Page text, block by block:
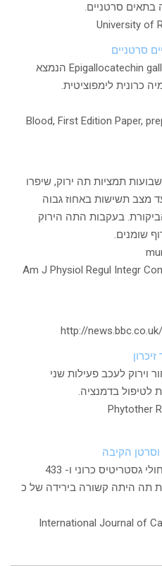
בתאים סרטניים.
University of
סרטניים
חוקרים מצאו כי Epigallocatechin gallate EGCG הנמצא
כרונית לימפוציטית.
Blood, First Edition Paper,
עכברים שקיבלו במשך 10 שבועות תמציות תה ירוק, שיפרו
מצב תשישות באחוז גבוה
בעקבות התה הירוק
שומנים.
Am J Physiol Regul Integr
http://
וירוק לעכב פעילות שני
לטיפול בדמנציה.
Phytother
הקיבה
133 חולי סרטן קיבה, 166 חולי גסטריטיס כרוני ו- 433
תה היתה קשורה בירידה של כ
International Journal of